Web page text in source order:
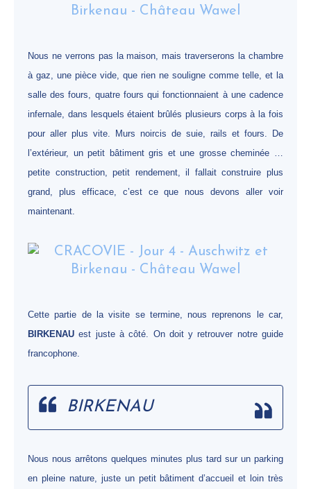
Nous ne verrons pas la maison, mais traverserons la chambre
à gaz, une pièce vide, que rien ne souligne comme telle, et la
salle des fours, quatre fours qui fonctionnaient à une cadence
infernale, dans lesquels étaient brûlés plusieurs corps à la fois
pour aller plus vite. Murs noircis de suie, rails et fours. De
l’extérieur, un petit bâtiment gris et une grosse cheminée …
petite construction, petit rendement, il fallait construire plus
grand, plus efficace, c’est ce que nous devons aller voir
maintenant.
Cette partie de la visite se termine, nous reprenons le car,
BIRKENAU est juste à côté. On doit y retrouver notre guide
francophone.
BIRKENAU
Nous nous arrêtons quelques minutes plus tard sur un parking
en pleine nature, juste un petit bâtiment d’accueil et loin très